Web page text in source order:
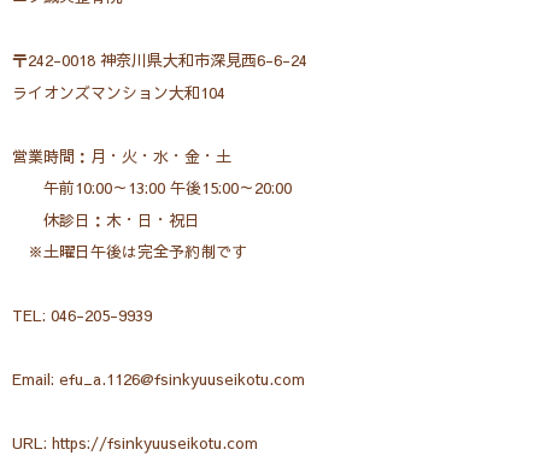
〒242-0018 神奈川県大和市深見西6-6-24
ライオンズマンション大和104
営業時間：月・火・水・金・土
午前10:00～13:00 午後15:00～20:00
休診日：木・日・祝日
※土曜日午後は完全予約制です
TEL: 046-205-9939
Email: efu_a.1126@fsinkyuuseikotu.com
URL: https://fsinkyuuseikotu.com